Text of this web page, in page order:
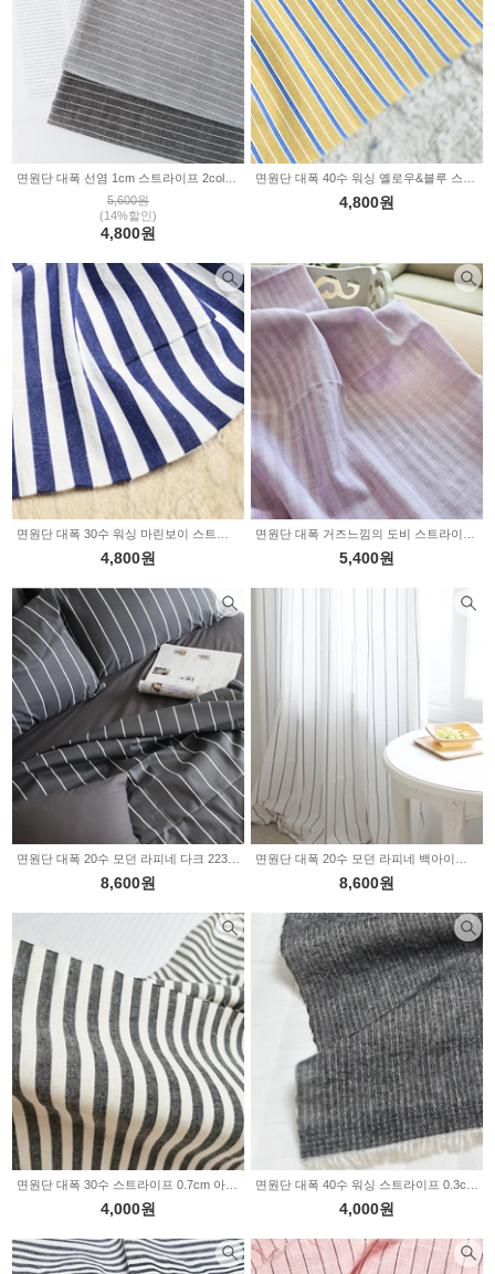
5,600원
(14%할인)
4,800원
4,800원
4,800원 5,400원
면원단 대폭 20수 모던 라피네 다크 2234800
8,600원
면원단 대폭 20수 모던 라피네 백아이보리 2234799
8,600원
4,000원 4,000원